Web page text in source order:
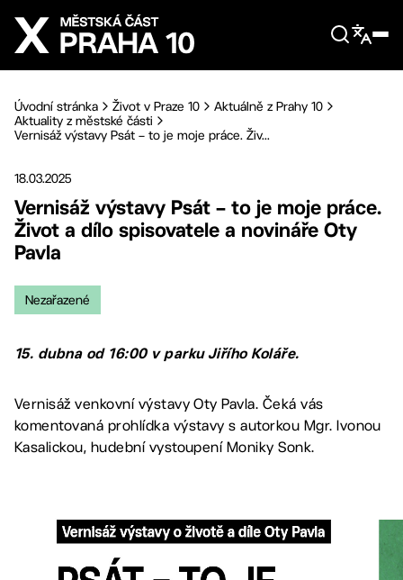
Přejít na hlavní obsah
Úvodní stránka Život v Praze 10
Aktuálně z Prahy 10
Aktuality z městské části
Vernisáž výstavy Psát – to je moje práce. Živ...
18.03.2025
Vernisáž výstavy Psát – to je moje práce.
Život a dílo spisovatele a novináře Oty
Pavla
Nezařazené
15. dubna od 16:00 v parku Jiřího Koláře.
Vernisáž venkovní výstavy Oty Pavla. Čeká vás
komentovaná prohlídka výstavy s autorkou Mgr. Ivonou
Kasalickou, hudební vystoupení Moniky Sonk.